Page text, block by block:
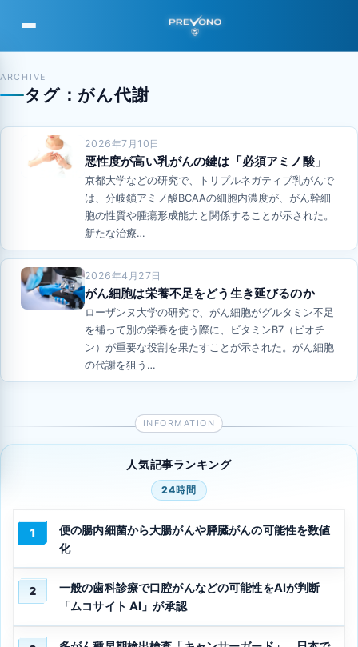
PREVONO
ARCHIVE
タグ：がん代謝
2026年7月10日
悪性度が高い乳がんの鍵は「必須アミノ酸」
京都大学などの研究で、トリプルネガティブ乳がんで
は、分岐鎖アミノ酸BCAAの細胞内濃度が、がん幹細
胞の性質や腫瘍形成能力と関係することが示された。
新たな治療…
2026年4月27日
がん細胞は栄養不足をどう生き延びるのか
ローザンヌ大学の研究で、がん細胞がグルタミン不足
を補って別の栄養を使う際に、ビタミンB7（ビオチ
ン）が重要な役割を果たすことが示された。がん細胞
の代謝を狙う…
人気記事ランキング
24時間
1
便の腸内細菌から大腸がんや膵臓がんの可能性を数値
化
2
一般の歯科診療で口腔がんなどの可能性をAIが判断
「ムコサイト AI」が承認